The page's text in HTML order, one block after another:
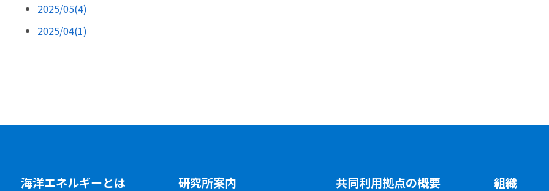
2025/05(4)
2025/04(1)
海洋エネルギーとは 研究所案内 共同利用拠点の概要 組織